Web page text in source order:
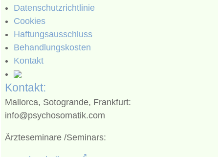
Datenschutzrichtlinie
Cookies
Haftungsausschluss
Behandlungskosten
Kontakt
Kontakt:
Mallorca, Sotogrande, Frankfurt:
info@psychosomatik.com
Ärzteseminare /Seminars: